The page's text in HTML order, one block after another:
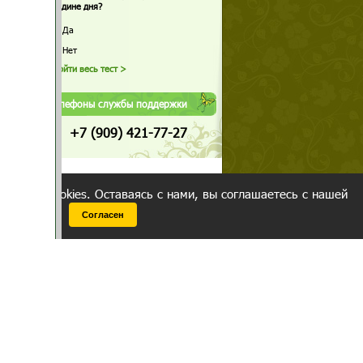
середине дня?
Да
Нет
Телефоны службы поддержки
+7 (909) 421-77-27
cookies. Оставаясь с нами, вы соглашаетесь с нашей
Согласен